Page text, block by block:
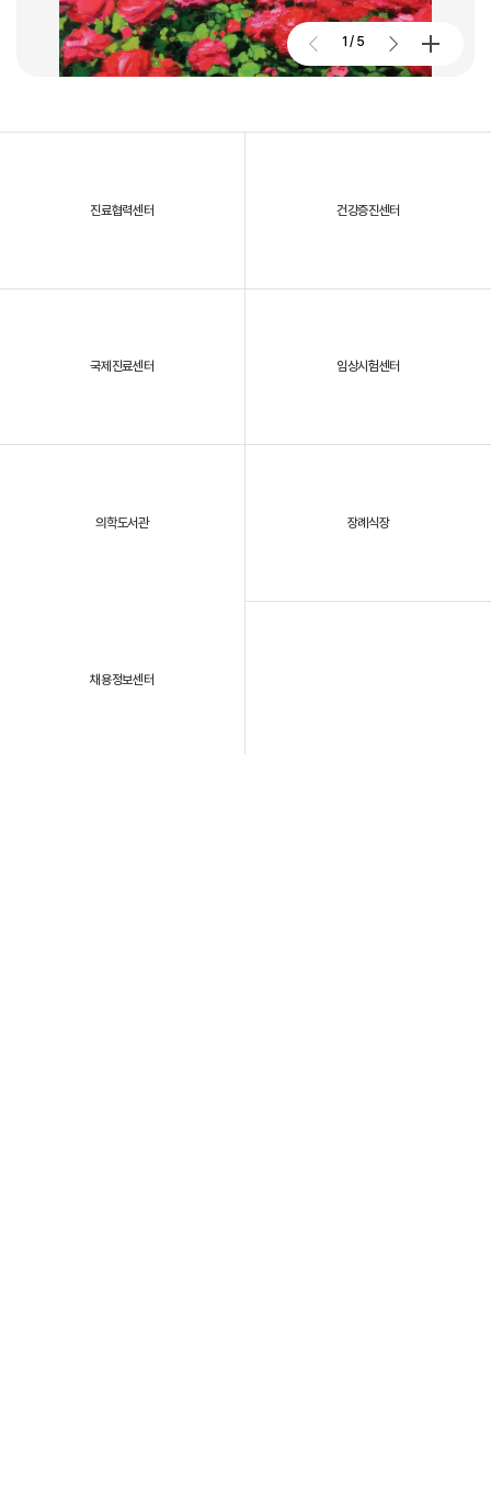
2026. 01. 02
2025년, 대구파티마병원을 되돌아보다
2026.07.28
대구파티마병원, 스타키보청기 대구센터로부터 개원 70주년 기념
노트북 기증 받아
1 / 5
진료협력센터 건강증진센터
국제진료센터 임상시험센터
의학도서관 장례식장
채용정보센터